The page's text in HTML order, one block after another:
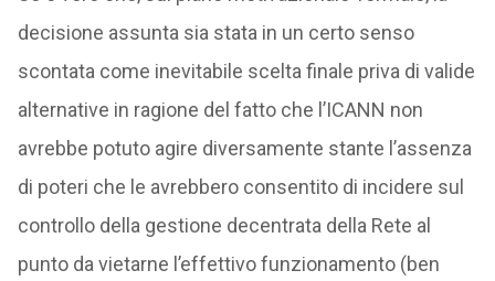
decisione assunta sia stata in un certo senso
scontata come inevitabile scelta finale priva di valide
alternative in ragione del fatto che l’ICANN non
avrebbe potuto agire diversamente stante l’assenza
di poteri che le avrebbero consentito di incidere sul
controllo della gestione decentrata della Rete al
punto da vietarne l’effettivo funzionamento (ben